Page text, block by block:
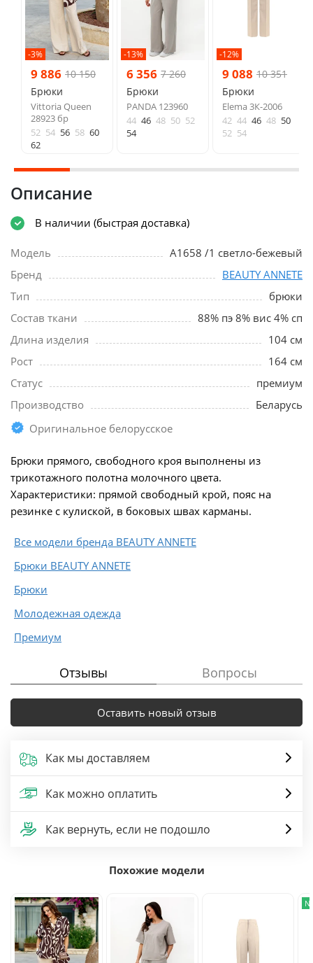
-3%
9 886 10 150
Брюки
Vittoria Queen
28923 бр
52 54 56 58 60
62
-13%
6 356 7 260
Брюки
PANDA 123960
44 46 48 50 52
54
-12%
9 088 10 351
Брюки
Elema 3К-2006
42 44 46 48 50
52 54
Описание
В наличии (быстрая доставка)
Модель
A1658 /1 светло-бежевый
Бренд
BEAUTY ANNETE
Тип
брюки
Состав ткани
88% пэ 8% вис 4% сп
Длина изделия
104 см
Рост
164 см
Статус
премиум
Производство
Беларусь
Оригинальное белорусское
Брюки прямого, свободного кроя выполнены из
трикотажного полотна молочного цвета.
Характеристики: прямой свободный крой, пояс на
резинке с кулиской, в боковых швах карманы.
Все модели бренда BEAUTY ANNETE
Брюки BEAUTY ANNETE
Брюки
Молодежная одежда
Премиум
Отзывы Вопросы
Оставить новый отзыв
Как мы доставляем
Как можно оплатить
Как вернуть, если не подошло
Похожие модели